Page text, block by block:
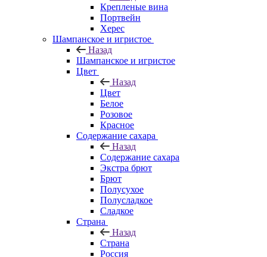
Крепленые вина
Портвейн
Херес
Шампанское и игристое
Назад
Шампанское и игристое
Цвет
Назад
Цвет
Белое
Розовое
Красное
Содержание сахара
Назад
Содержание сахара
Экстра брют
Брют
Полусухое
Полусладкое
Сладкое
Страна
Назад
Страна
Россия